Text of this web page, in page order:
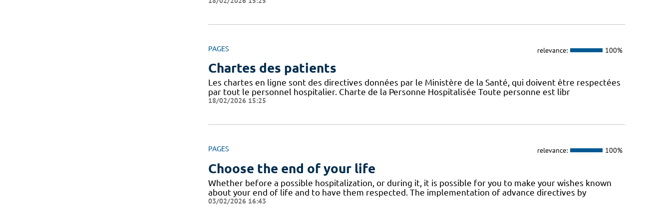
PAGES relevance: 100%
Chartes des patients
Les chartes en ligne sont des directives données par le Ministère de la Santé, qui doivent être respectées
par tout le personnel hospitalier. Charte de la Personne Hospitalisée Toute personne est libr
18/02/2026 15:25
PAGES relevance: 100%
Choose the end of your life
Whether before a possible hospitalization, or during it, it is possible for you to make your wishes known
about your end of life and to have them respected. The implementation of advance directives by
03/02/2026 16:43